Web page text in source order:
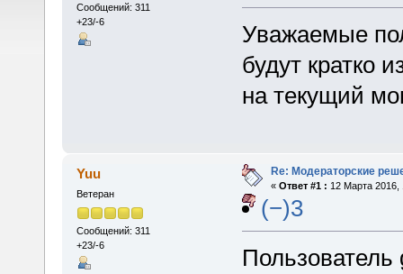
Сообщений: 311
+23/-6
Уважаемые
будут кратко
на текущий
Yuu
Ветеран
Сообщений: 311
+23/-6
Re: Модераторские
« Ответ #1 : 12 Марта 2016,
(−)3